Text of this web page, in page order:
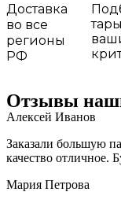
Доставка
во все
регионы
РФ
Отзывы
Алексей Иванов
Заказали большую
качество отличное.
Мария Петрова